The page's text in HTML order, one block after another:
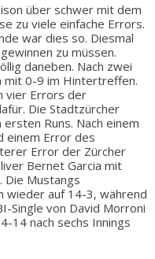
über schwer mit dem
zu viele einfache Errors.
war dies so. Diesmal
zu müssen.
daneben. Nach zwei
mit 0-9 im Hintertreffen.
vier Errors der
Die Stadtzürcher
Runs. Nach einem
einem Error des
Error der Zürcher
Bernet Garcia mit
Die Mustangs
wieder auf 14-3, während
Single von David Morroni
14 nach sechs Innings